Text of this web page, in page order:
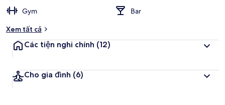
n
Gym
Bar
Xem tất cả
Các tiện nghi chính (12)
Cho gia đình (6)